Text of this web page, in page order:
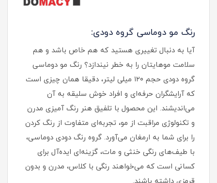
رنگ مو دوماسی گروه دودی:
آیا به دنبال تغییری هستید که هم خاص باشد و هم
سلامت موهایتان را به خطر نیندازد؟ رنگ مو دوماسی
گروه دودی حجم ۱۲۰ میلی لیتر، دقیقا همان چیزی است
که آرایشگران حرفه‌ای و افراد خوش سلیقه به آن
می‌اندیشند. این محصول با تلفیق هنر رنگ آمیزی مدرن
و تکنولوژی مراقبت از مو، تجربه‌ای متفاوت از رنگ کردن
را برای شما به ارمغان می‌آورد. گروه رنگ دودی دوماسی،
با طیف‌های رنگی خنثی و مات، گزینه‌ای ایده‌آل برای
کسانی است که می‌خواهند رنگی با کلاس، مدرن و بدون